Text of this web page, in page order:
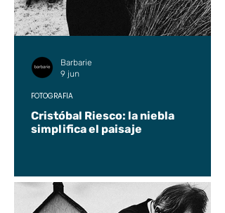
Cristóbal Riesco: la niebla
simplifica el paisaje
FOTOGRAFÍA
Barbarie
9 jun